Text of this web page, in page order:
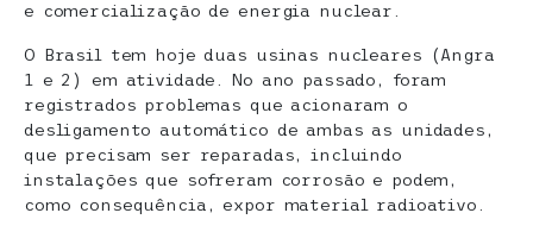
e comercialização de energia nuclear.
O Brasil tem hoje duas usinas nucleares (Angra
1 e 2) em atividade. No ano passado, foram
registrados problemas que acionaram o
desligamento automático de ambas as unidades,
que precisam ser reparadas, incluindo
instalações que sofreram corrosão e podem,
como consequência, expor material radioativo.